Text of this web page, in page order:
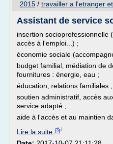
2015 / travailler a l'etranger
Assistant de service
insertion socioprofessionnelle
accès à l'emploi...) ;
économie sociale
budget familial, médiation de
fournitures : énergie, eau ;
éducation, relations familiales ;
soutien administratif, accès
service adapté ;
aide à l'accès et au maintien
Lire la suite